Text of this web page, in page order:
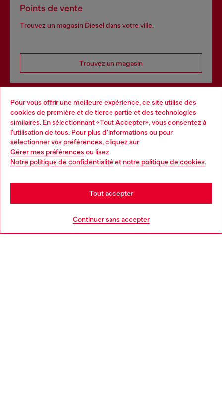
Pour vous offrir une meilleure expérience, ce site utilise des
cookies de première et de tierce partie et des technologies
similaires. En sélectionnant «Tout Accepter», vous consentez à
l'utilisation de tous. Pour plus d'informations ou pour
sélectionner vos préférences, cliquez sur
Gérer mes préférences ou lisez
Notre politique de confidentialitéet notre politique de cookies.
Continuer sans accepter
Tout accepter
Points de vente
Trouvez un magasin Diesel dans votre ville.
Trouvez un magasin
Services omnicanaux
Découvrez tous nos services, en ligne et en magasin.
En savoir plus
Choose your location
You are currently browsing France website, but it seems you
may be based in United States